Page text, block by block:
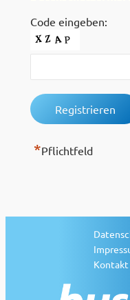
Code eingeben:
*Pflichtfeld
Kontakt